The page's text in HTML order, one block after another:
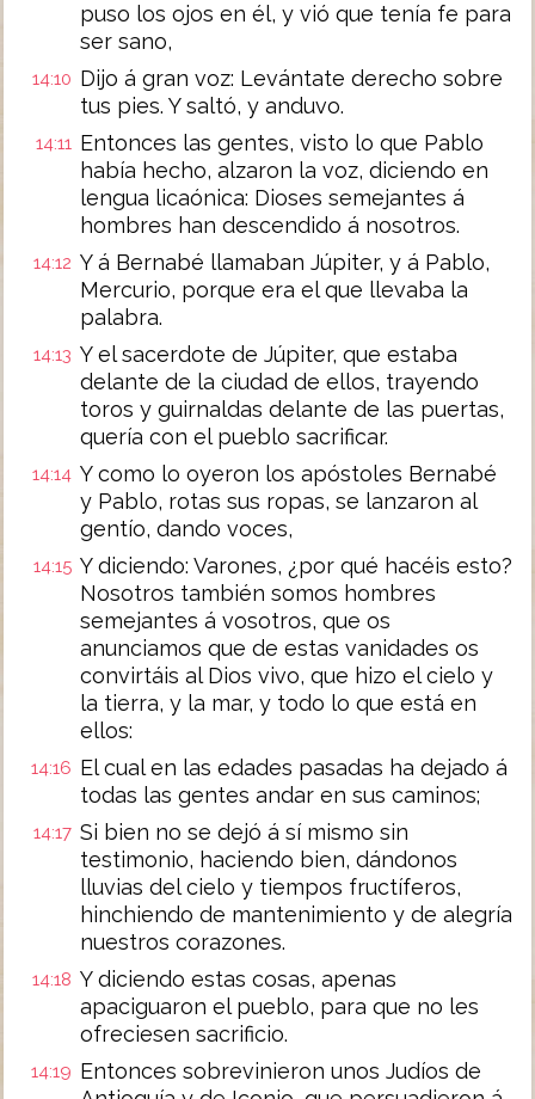
puso los ojos en él, y vió que tenía fe para
ser sano,
14:10 Dijo á gran voz: Levántate derecho sobre
tus pies. Y saltó, y anduvo.
14:11 Entonces las gentes, visto lo que Pablo
había hecho, alzaron la voz, diciendo en
lengua licaónica: Dioses semejantes á
hombres han descendido á nosotros.
14:12 Y á Bernabé llamaban Júpiter, y á Pablo,
Mercurio, porque era el que llevaba la
palabra.
14:13 Y el sacerdote de Júpiter, que estaba
delante de la ciudad de ellos, trayendo
toros y guirnaldas delante de las puertas,
quería con el pueblo sacrificar.
14:14 Y como lo oyeron los apóstoles Bernabé
y Pablo, rotas sus ropas, se lanzaron al
gentío, dando voces,
14:15 Y diciendo: Varones, ¿por qué hacéis esto?
Nosotros también somos hombres
semejantes á vosotros, que os
anunciamos que de estas vanidades os
convirtáis al Dios vivo, que hizo el cielo y
la tierra, y la mar, y todo lo que está en
ellos:
14:16 El cual en las edades pasadas ha dejado á
todas las gentes andar en sus caminos;
14:17 Si bien no se dejó á sí mismo sin
testimonio, haciendo bien, dándonos
lluvias del cielo y tiempos fructíferos,
hinchiendo de mantenimiento y de alegría
nuestros corazones.
14:18 Y diciendo estas cosas, apenas
apaciguaron el pueblo, para que no les
ofreciesen sacrificio.
14:19 Entonces sobrevinieron unos Judíos de